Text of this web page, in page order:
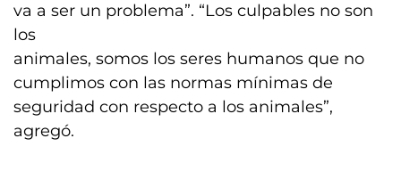
va a ser un problema”. “Los culpables no son
los
animales, somos los seres humanos que no
cumplimos con las normas mínimas de
seguridad con respecto a los animales”,
agregó.